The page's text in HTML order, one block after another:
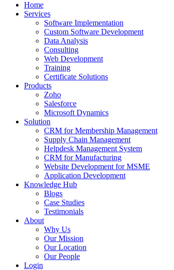
Home
Services
Software Implementation
Custom Software Development
Data Analysis
Consulting
Web Development
Training
Certificate Solutions
Products
Zoho
Salesforce
Microsoft Dynamics
Solution
CRM for Membership Management
Supply Chain Management
Helpdesk Management System
CRM for Manufacturing
Website Development for MSME
Application Development
Knowledge Hub
Blogs
Case Studies
Testimonials
About
Why Us
Our Mission
Our Location
Our People
Login